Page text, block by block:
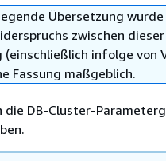
Übersetzung
zwischen
(einschließlich infolge von
Fassung maßgeblich.
die DB-Cluster-